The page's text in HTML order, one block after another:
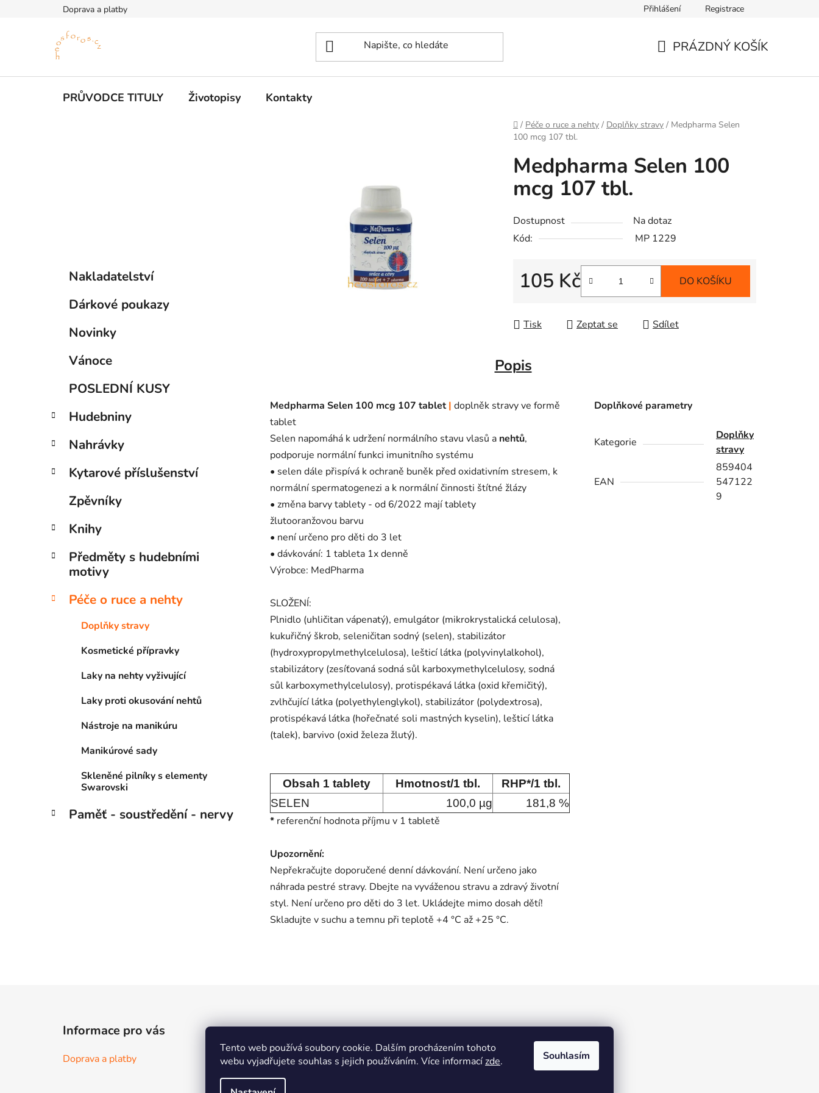
Tento web používá soubory cookie. Dalším procházením tohoto
webu vyjadřujete souhlas s jejich používáním. Více informacízde. Souhlasím
Doprava a platby Přihlášení Registrace
PRÁZDNÝ KOŠÍK
PRŮVODCE TITULY Životopisy Kontakty
Domů
/ Péče o ruce a nehty / Doplňky stravy / Medpharma Selen
100 mcg 107 tbl.
Přeskočit
kategorie
Nakladatelství
Dárkové poukazy
Novinky
Vánoce
POSLEDNÍ KUSY
Hudebniny
Nahrávky
Kytarové příslušenství
Zpěvníky
Knihy
Předměty s hudebními
motivy
Péče o ruce a nehty
Doplňky stravy
Kosmetické přípravky
Laky na nehty vyživující
Laky proti okusování nehtů
Nástroje na manikúru
Manikúrové sady
Skleněné pilníky s elementy
Swarovski
Paměť - soustředění - nervy
Medpharma Selen 100
mcg 107 tbl.
Dostupnost
Na dotaz
Kód:
MP 1229
105 Kč DO KOŠÍKU
Tisk Zeptat se Sdílet
Popis
Medpharma Selen 100 mcg 107 tablet| doplněk stravyve formě
tablet
Selen napomáhá k udržení normálního stavu vlasů a nehtů,
podporuje normální funkci imunitního systému
• selen dále přispívá k ochraně buněk před oxidativním stresem, k
normální spermatogenezi a k normální činnosti štítné žlázy
• změna barvy tablety - od 6/2022 mají tablety
žlutooranžovou barvu
• není určeno pro děti do 3 let
• dávkování: 1 tableta 1x denně
Výrobce: MedPharma
SLOŽENÍ:
Plnidlo (uhličitan vápenatý), emulgátor (mikrokrystalická celulosa),
kukuřičný škrob, seleničitan sodný (selen), stabilizátor
(hydroxypropylmethylcelulosa), lešticí látka (polyvinylalkohol),
stabilizátory (zesíťovaná sodná sůl karboxymethylcelulosy, sodná
sůl karboxymethylcelulosy), protispékavá látka (oxid křemičitý),
zvlhčující látka (polyethylenglykol), stabilizátor (polydextrosa),
protispékavá látka (hořečnaté soli mastných kyselin), lešticí látka
(talek), barvivo (oxid železa žlutý).
Obsah 1 tablety Hmotnost/1 tbl.
RHP*/1 tbl.
SELEN
100,0 µg 181,8 %
* referenční hodnota příjmu v 1 tabletě
Upozornění:
Nepřekračujte doporučené denní dávkování. Není určeno jako
náhrada pestré stravy. Dbejte na vyváženou stravu a zdravý životní
styl. Není určeno pro děti do 3 let. Ukládejte mimo dosah dětí!
Skladujte v suchu a temnu při teplotě +4 °C až +25 °C.
Doplňkové parametry
Kategorie
Doplňky
stravy
EAN
859404
547122
9
Informace pro vás
Doprava a platby